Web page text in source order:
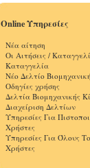
Online Υπηρεσίες
Νέα αίτηση
Οι Αιτήσεις /
Καταγγελία
Νέο Δελτίο
Οδηγίες χρήσης
Δελτία Βιομηχανικής
Διαχείριση Δελτίων
Υπηρεσίες Για
Χρήστες
Υπηρεσίες Για Όλους
Χρήστες